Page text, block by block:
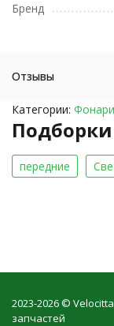
Бренд
Отзывы
Категории:
Подборки
передние
2023-2026 ©
запчастей